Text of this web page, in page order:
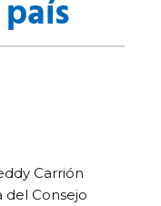
LinkCarrión
del Consejo